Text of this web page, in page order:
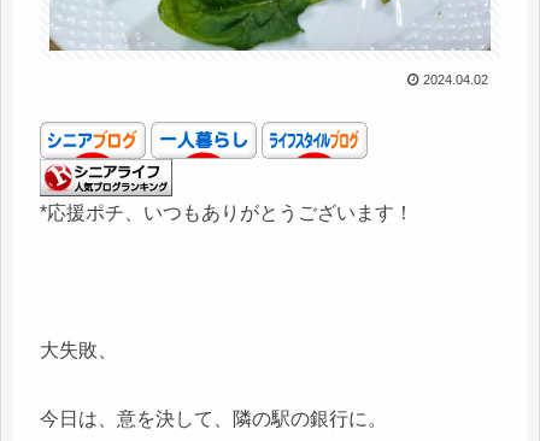
2024.04.02
*応援ポチ、いつもありがとうございます！
大失敗、
今日は、意を決して、隣の駅の銀行に。